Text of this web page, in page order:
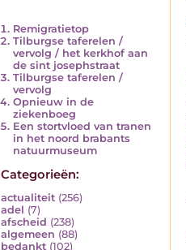
Remigratietop
Tilburgse taferelen /
vervolg / het kerkhof aan
de sint josephstraat
Tilburgse taferelen /
vervolg
Opnieuw in de
ziekenboeg
Een stortvloed van tranen
in het noord brabants
natuurmuseum
Categorieën:
actualiteit (256)
adel (7)
afscheid (238)
algemeen (88)
bedankt (102)